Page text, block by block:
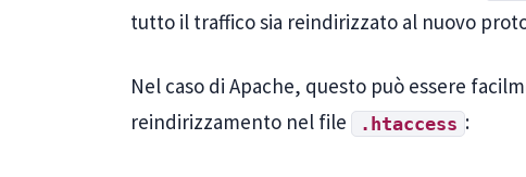
tutto il traffico sia reindirizzato al nuovo
Nel caso di Apache, questo può essere
reindirizzamento nel file
.htaccess :